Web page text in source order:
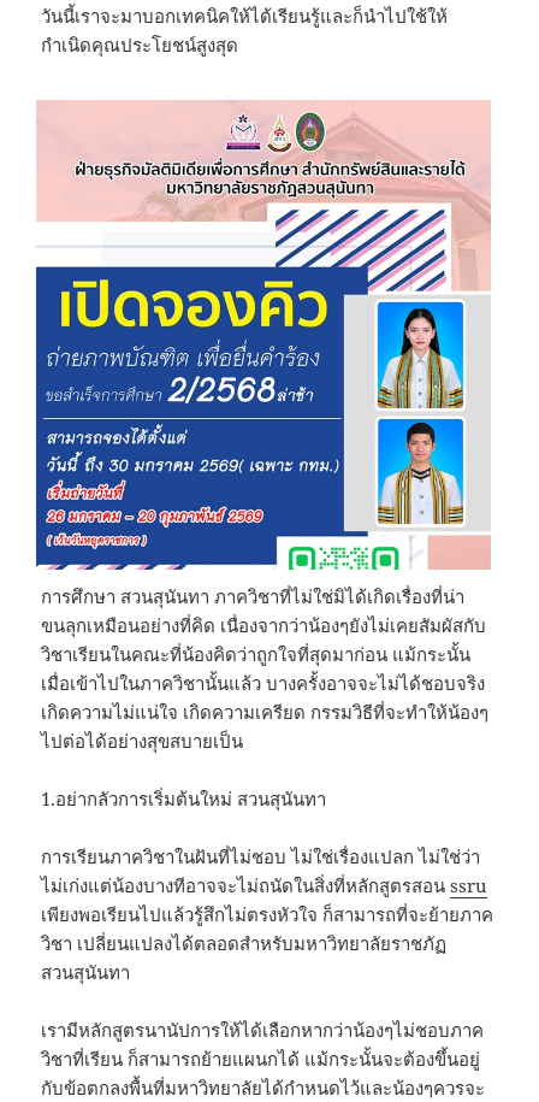
วันนี้เราจะมาบอกเทคนิคให้ได้เรียนรู้และก็นำไปใช้ให้
กำเนิดคุณประโยชน์สูงสุด
การศึกษา สวนสุนันทา ภาควิชาที่ไม่ใช่มิได้เกิดเรื่องที่น่า
ขนลุกเหมือนอย่างที่คิด เนื่องจากว่าน้องๆยังไม่เคยสัมผัสกับ
วิชาเรียนในคณะที่น้องคิดว่าถูกใจที่สุดมาก่อน แม้กระนั้น
เมื่อเข้าไปในภาควิชานั้นแล้ว บางครั้งอาจจะไม่ได้ชอบจริง
เกิดความไม่แน่ใจ เกิดความเครียด กรรมวิธีที่จะทำให้น้องๆ
ไปต่อได้อย่างสุขสบายเป็น
1.อย่ากลัวการเริ่มต้นใหม่ สวนสุนันทา
การเรียนภาควิชาในฝันที่ไม่ชอบ ไม่ใช่เรื่องแปลก ไม่ใช่ว่า
ไม่เก่งแต่น้องบางทีอาจจะไม่ถนัดในสิ่งที่หลักสูตรสอนssru
เพียงพอเรียนไปแล้วรู้สึกไม่ตรงหัวใจ ก็สามารถที่จะย้ายภาค
วิชา เปลี่ยนแปลงได้ตลอดสำหรับมหาวิทยาลัยราชภัฏ
สวนสุนันทา
เรามีหลักสูตรนานัปการให้ได้เลือกหากว่าน้องๆไม่ชอบภาค
วิชาที่เรียน ก็สามารถย้ายแผนกได้ แม้กระนั้นจะต้องขึ้นอยู่
กับข้อตกลงพื้นที่มหาวิทยาลัยได้กำหนดไว้และน้องๆควรจะ